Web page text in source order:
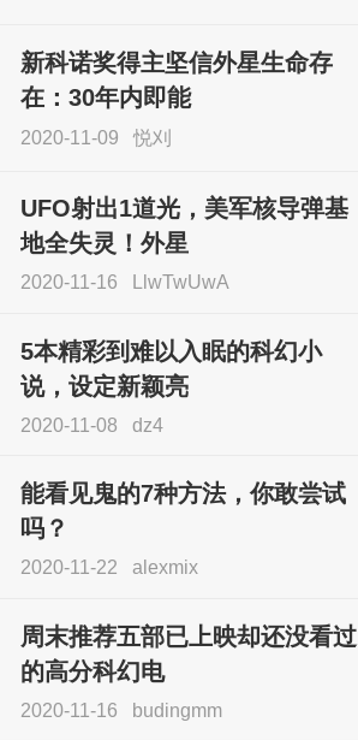
sskfn
新科诺奖得主坚信外星生命存
在：30年内即能
2020-11-09 悦刈
UFO射出1道光，美军核导弹基
地全失灵！外星
2020-11-16 LlwTwUwA
5本精彩到难以入眠的科幻小
说，设定新颖亮
2020-11-08 dz4
能看见鬼的7种方法，你敢尝试
吗？
2020-11-22 alexmix
周末推荐五部已上映却还没看过
的高分科幻电
2020-11-16 budingmm